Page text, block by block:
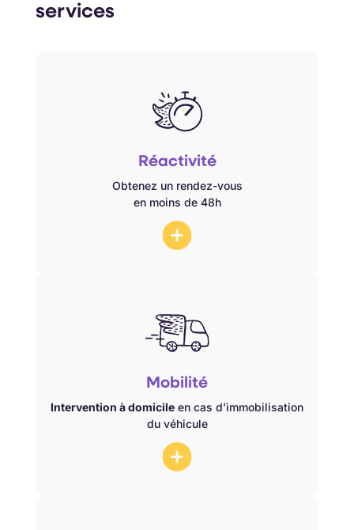
services
Réactivité
Obtenez un rendez-vous
en moins de 48h
délai maximum de 48h
. Il vous suffit de
nous contacter au
09 81 99 94 62
Mobilité
Intervention à domicile en cas d’immobilisation
du véhicule
Si votre véhicule est immobilisé, nous
pouvons intervenir directement sur place
et reproduire votre clé à domicile. Nous
intervenons
sur Lyon et ses environs
.